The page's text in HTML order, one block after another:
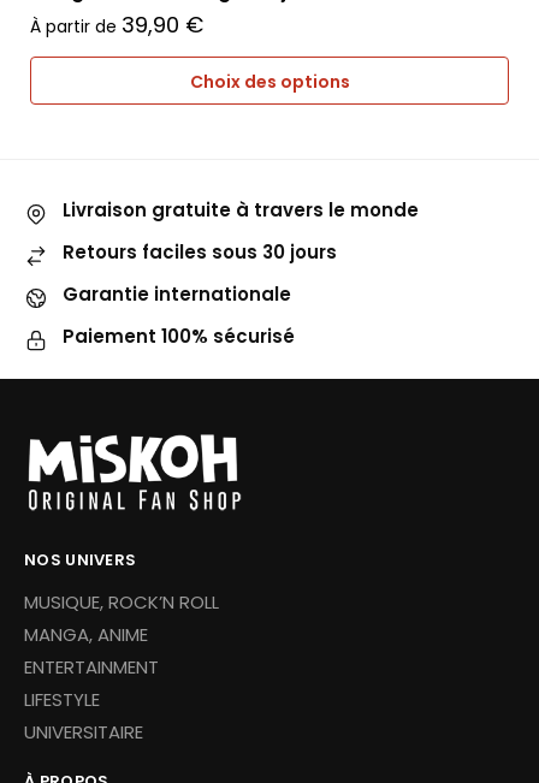
À partir de 39,90 €
Choix des options
Livraison gratuite à travers le monde
Retours faciles sous 30 jours
Garantie internationale
Paiement 100% sécurisé
NOS UNIVERS
MUSIQUE, ROCK’N ROLL
MANGA, ANIME
ENTERTAINMENT
LIFESTYLE
UNIVERSITAIRE